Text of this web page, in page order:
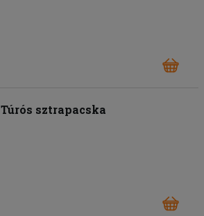
Túrós sztrapacska